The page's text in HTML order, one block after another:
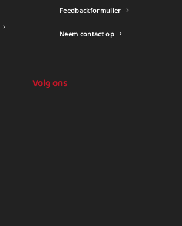
Feedbackformulier
Neem contact op
Volg ons